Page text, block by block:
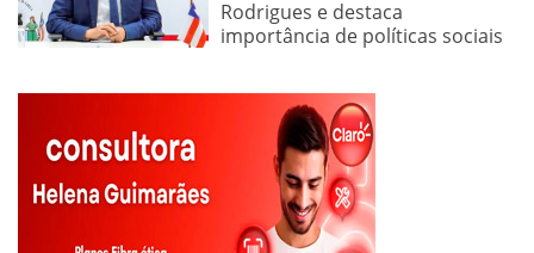
Rodrigues e destaca
importância de políticas sociais